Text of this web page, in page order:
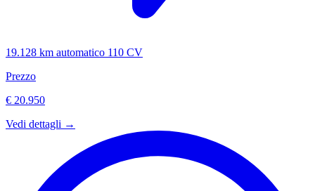
19.128 km automatico 110 CV
Prezzo
€ 20.950
Vedi dettagli →